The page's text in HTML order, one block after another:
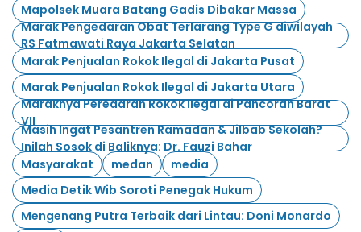
Mapolsek Muara Batang Gadis Dibakar Massa
Marak Pengedaran Obat Terlarang Type G diwilayah
RS Fatmawati Raya Jakarta Selatan
Marak Penjualan Rokok Ilegal di Jakarta Pusat
Marak Penjualan Rokok Ilegal di Jakarta Utara
Maraknya Peredaran Rokok Ilegal di Pancoran Barat
VII
Masih Ingat Pesantren Ramadan & Jilbab Sekolah?
Inilah Sosok di Baliknya: Dr. Fauzi Bahar
Masyarakat
medan
media
Media Detik Wib Soroti Penegak Hukum
Mengenang Putra Terbaik dari Lintau: Doni Monardo